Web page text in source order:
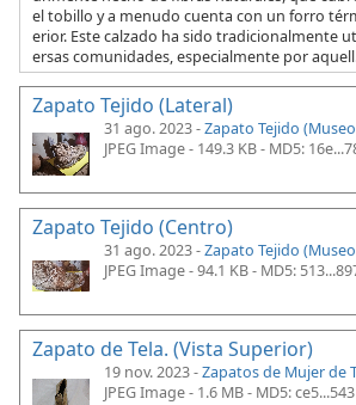
el tobillo y a menudo cuenta con un forro
erior. Este calzado ha sido tradicionalmente
ersas comunidades, especialmente por
Zapato Tejido (Lateral)
31 ago. 2023 -Zapato Tejido
JPEG Image - 149.3 KB - MD5:
Zapato Tejido (Centro)
31 ago. 2023 -Zapato Tejido
JPEG Image - 94.1 KB - MD5:
Zapato de Tela. (Vista Superior)
19 nov. 2023 -Zapatos de Mujer de
JPEG Image - 1.6 MB - MD5: ce5...543